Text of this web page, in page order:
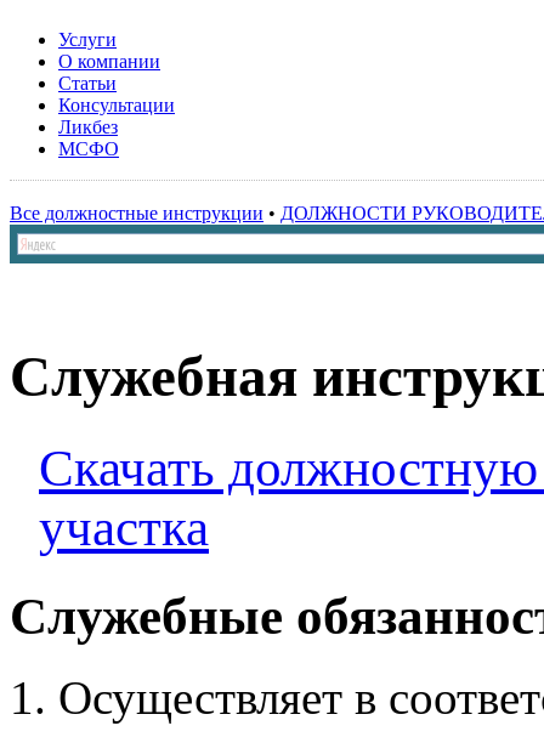
Услуги
О компании
Статьи
Консультации
Ликбез
МСФО
Все должностные инструкции • ДОЛЖНОСТИ
Служебная
Скачать
участка
Служебные
Осуществляет в